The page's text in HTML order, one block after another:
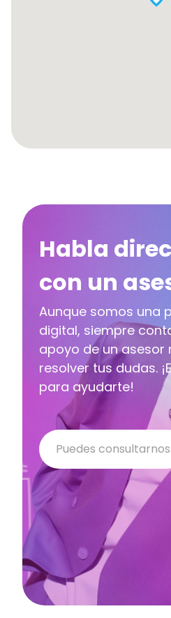
Habla
con un
Aunque somos una
digital, siempre
apoyo de un asesor
resolver tus dudas.
para ayudarte!
Puedes consultarnos